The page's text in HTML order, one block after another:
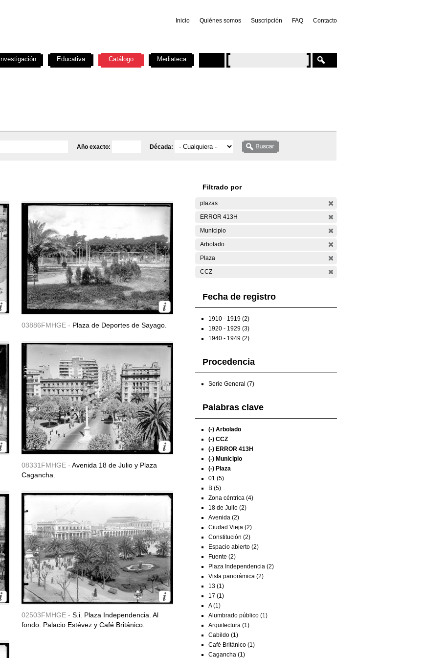
Inicio Quiénes somos Suscripción FAQ Contacto
Año exacto: Década:
03886FMHGE - Plaza de Deportes de Sayago.
08331FMHGE - Avenida 18 de Julio y Plaza
Cagancha.
02503FMHGE - S.i. Plaza Independencia. Al
fondo: Palacio Estévez y Café Británico.
Filtrado por
plazas
ERROR 413H
Municipio
Arbolado
Plaza
CCZ
Fecha de registro
1910 - 1919 (2)
1920 - 1929 (3)
1940 - 1949 (2)
Procedencia
Serie General (7)
Palabras clave
(-) Arbolado
(-) CCZ
(-) ERROR 413H
(-) Municipio
(-) Plaza
01 (5)
B (5)
Zona céntrica (4)
18 de Julio (2)
Avenida (2)
Ciudad Vieja (2)
Constitución (2)
Espacio abierto (2)
Fuente (2)
Plaza Independencia (2)
Vista panorámica (2)
13 (1)
17 (1)
A (1)
Alumbrado público (1)
Arquitectura (1)
Cabildo (1)
Café Británico (1)
Cagancha (1)
Investigación Educativa Catálogo Mediateca